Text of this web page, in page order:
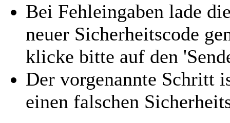
Bei Fehleingaben lade
neuer Sicherheitscode
klicke bitte auf den
Der vorgenannte Schritt
einen falschen